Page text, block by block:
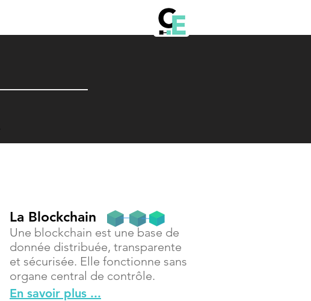
La Blockchain
Une blockchain est une base de
donnée distribuée, transparente
et sécurisée. Elle fonctionne sans
organe central de contrôle.
En savoir plus ...